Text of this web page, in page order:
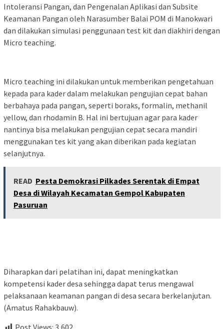
Intoleransi Pangan, dan Pengenalan Aplikasi dan Subsite
Keamanan Pangan oleh Narasumber Balai POM di Manokwari
dan dilakukan simulasi penggunaan test kit dan diakhiri dengan
Micro teaching.
Micro teaching ini dilakukan untuk memberikan pengetahuan
kepada para kader dalam melakukan pengujian cepat bahan
berbahaya pada pangan, seperti boraks, formalin, methanil
yellow, dan rhodamin B. Hal ini bertujuan agar para kader
nantinya bisa melakukan pengujian cepat secara mandiri
menggunakan tes kit yang akan diberikan pada kegiatan
selanjutnya.
READ Pesta Demokrasi Pilkades Serentak di Empat
Desa di Wilayah Kecamatan Gempol Kabupaten
Pasuruan
Diharapkan dari pelatihan ini, dapat meningkatkan
kompetensi kader desa sehingga dapat terus mengawal
pelaksanaan keamanan pangan di desa secara berkelanjutan.
(Amatus Rahakbauw).